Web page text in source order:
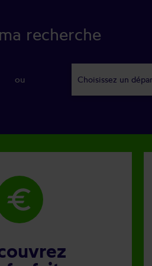
recherche
ou Choisissez un
euro